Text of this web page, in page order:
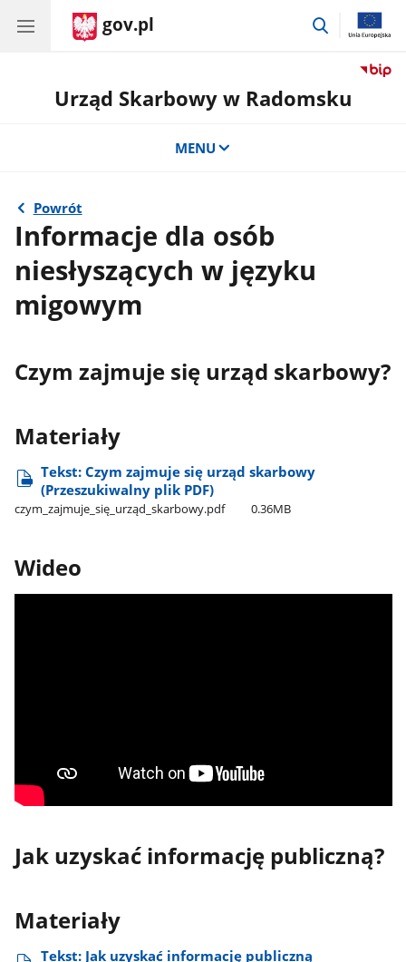
gov.pl
przejdź
Urząd Skarbowy w Radomsku
MENU
Powrót
Informacje dla osób
niesłyszących w języku
migowym
Czym zajmuje się urząd skarbowy?
Materiały
Tekst: Czym zajmuje się urząd skarbowy
(Przeszukiwalny plik PDF)
czym​_zajmuje​_się​_urząd​_skarbowy.pdf 0.36MB
Wideo
Jak uzyskać informację publiczną?
Materiały
Tekst: Jak uzyskać informację publiczną